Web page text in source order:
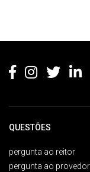
QUESTÕES
pergunta ao reitor
pergunta ao